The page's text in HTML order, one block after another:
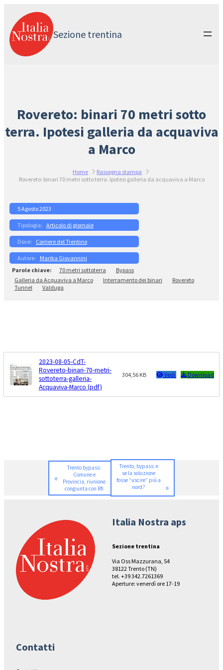
contenuto
Sezione trentina
Rovereto: binari 70 metri sotto
terra. Ipotesi galleria da acquaviva
a Marco
Home
Rassegna stampa
Rovereto: binari 70 metri sotto terra. Ipotesi galleria da acquaviva a Marco
5 Agosto 2023
Articolo di giornale
Corriere del Trentino
Marika Giovannini
70 metri sottoterra
Bypass
Galleria da Acquaviva a Marco
Interramento dei binari
Rovereto
Tunnel
Valduga
2023-08-05-CdT-
Rovereto-binari-70-metri-
sottoterra-galleria-
Acquaviva-Marco (pdf)
304,56 KB Vedi Download
«
Trento bypass:
Comune e
Provincia, riunione
congiunta con Rfi
Trento, bypass: e
se la soluzione
fosse “uscire” più a
nord?
»
Italia Nostra aps
Sezione trentina
Via Oss Mazzurana, 54
38122 Trento (TN)
tel. +39 342.7261369
Aperture: venerdì ore 17-19
Contatti